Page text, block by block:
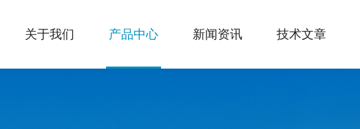
关于我们 产品中心 新闻资讯 技术文章